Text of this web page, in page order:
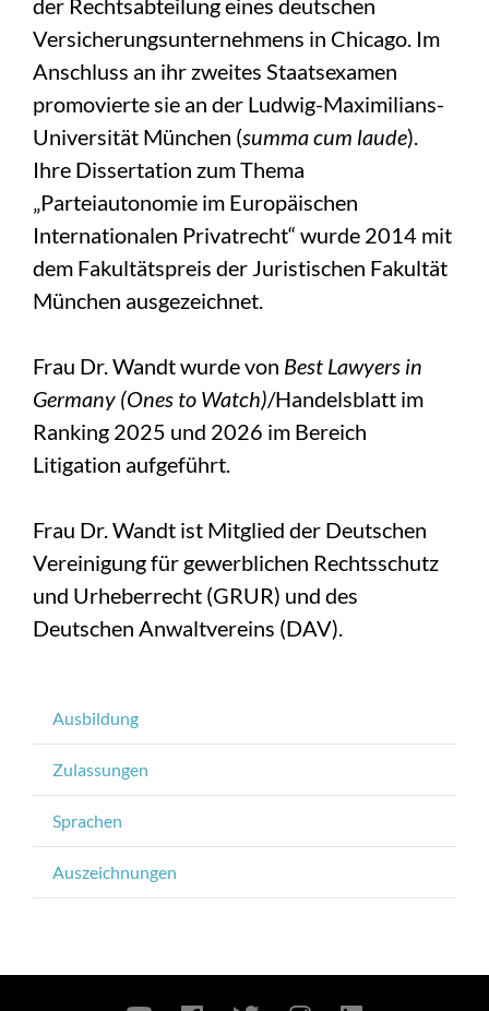
der Rechtsabteilung eines deutschen
Versicherungsunternehmens in Chicago. Im
Anschluss an ihr zweites Staatsexamen
promovierte sie an der Ludwig-Maximilians-
Universität München (summa cum laude).
Ihre Dissertation zum Thema
„Parteiautonomie im Europäischen
Internationalen Privatrecht“ wurde 2014 mit
dem Fakultätspreis der Juristischen Fakultät
München ausgezeichnet.
Frau Dr. Wandt wurde von Best Lawyers in
Germany (Ones to Watch)/Handelsblatt im
Ranking 2025 und 2026 im Bereich
Litigation aufgeführt.
Frau Dr. Wandt ist Mitglied der Deutschen
Vereinigung für gewerblichen Rechtsschutz
und Urheberrecht (GRUR) und des
Deutschen Anwaltvereins (DAV).
Ausbildung
Zulassungen
Sprachen
Auszeichnungen